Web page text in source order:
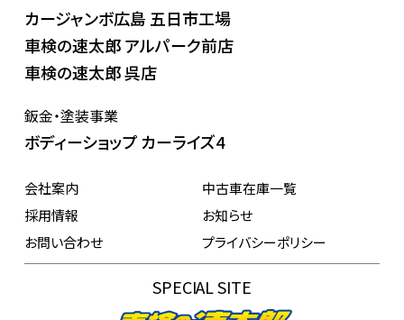
カージャンボ広島 五日市工場
車検の速太郎 アルパーク前店
車検の速太郎 呉店
鈑金・塗装事業
ボディーショップ カーライズ4
会社案内
中古車在庫一覧
採用情報
お知らせ
お問い合わせ
プライバシーポリシー
SPECIAL SITE